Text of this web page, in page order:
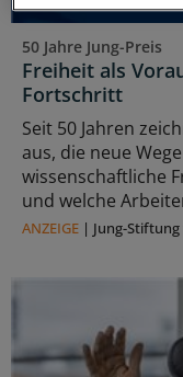
50 Jahre Jung-Preis
Freiheit als
Fortschritt
Seit 50 Jahren
aus, die neue
wissenschaftliche
und welche
ANZEIGE | Jung-